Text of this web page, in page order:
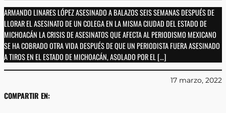
ARMANDO LINARES LÓPEZ ASESINADO A BALAZOS SEIS SEMANAS DESPUÉS DE
LLORAR EL ASESINATO DE UN COLEGA EN LA MISMA CIUDAD DEL ESTADO DE
MICHOACÁN LA CRISIS DE ASESINATOS QUE AFECTA AL PERIODISMO MEXICANO
SE HA COBRADO OTRA VIDA DESPUÉS DE QUE UN PERIODISTA FUERA ASESINADO
A TIROS EN EL ESTADO DE MICHOACÁN, ASOLADO POR EL […]
COMPARTIR EN:
17 marzo, 2022